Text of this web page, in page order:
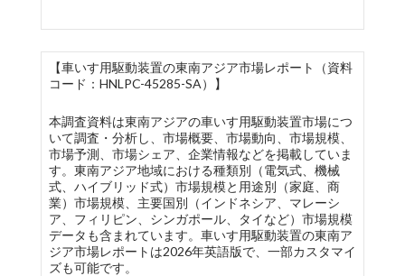
【車いす用駆動装置の東南アジア市場レポート（資料
コード：HNLPC-45285-SA）】
本調査資料は東南アジアの車いす用駆動装置市場につ
いて調査・分析し、市場概要、市場動向、市場規模、
市場予測、市場シェア、企業情報などを掲載していま
す。東南アジア地域における種類別（電気式、機械
式、ハイブリッド式）市場規模と用途別（家庭、商
業）市場規模、主要国別（インドネシア、マレーシ
ア、フィリピン、シンガポール、タイなど）市場規模
データも含まれています。車いす用駆動装置の東南ア
ジア市場レポートは2026年英語版で、一部カスタマイ
ズも可能です。